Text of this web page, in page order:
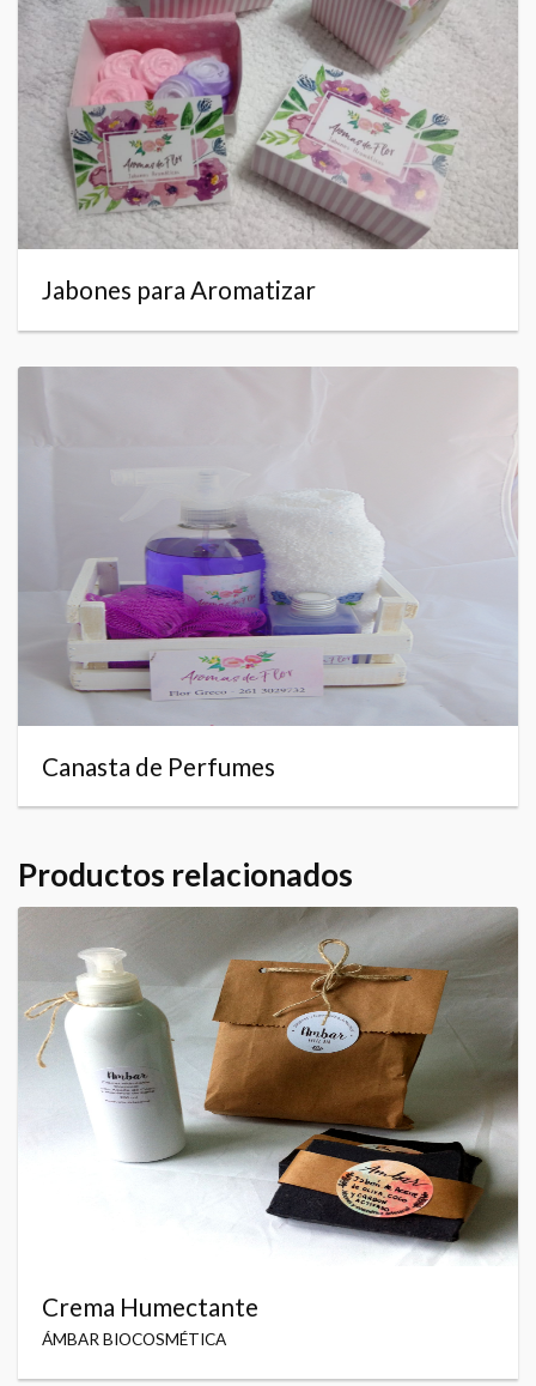
Jabones para Aromatizar
Canasta de Perfumes
Productos relacionados
Crema Humectante
ÁMBAR BIOCOSMÉTICA